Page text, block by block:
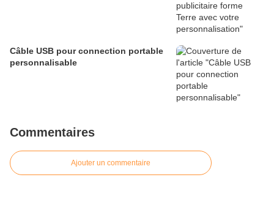
Câble USB pour connection portable
personnalisable
Commentaires
Ajouter un commentaire